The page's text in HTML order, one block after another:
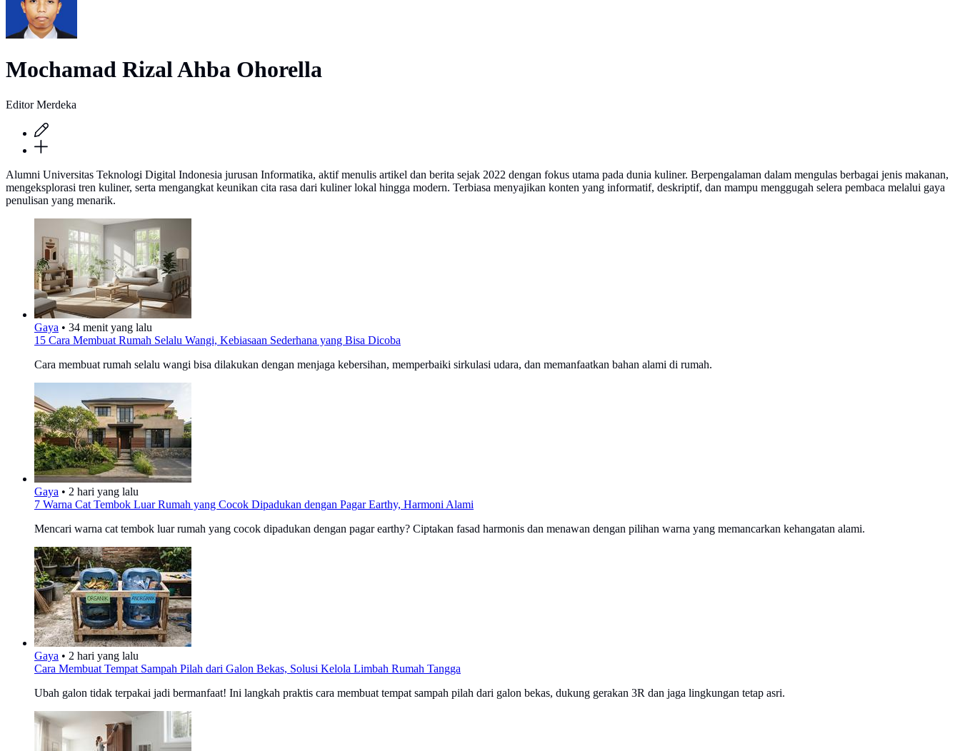
Mochamad Rizal Ahba Ohorella
Editor Merdeka
Alumni Universitas Teknologi Digital Indonesia jurusan Informatika, aktif menulis artikel dan berita sejak 2022 dengan fokus utama pada dunia kuliner. Berpengalaman dalam mengulas berbagai jenis makanan,
mengeksplorasi tren kuliner, serta mengangkat keunikan cita rasa dari kuliner lokal hingga modern. Terbiasa menyajikan konten yang informatif, deskriptif, dan mampu menggugah selera pembaca melalui gaya
penulisan yang menarik.
Gaya • 34 menit yang lalu
15 Cara Membuat Rumah Selalu Wangi, Kebiasaan Sederhana yang Bisa Dicoba
Cara membuat rumah selalu wangi bisa dilakukan dengan menjaga kebersihan, memperbaiki sirkulasi udara, dan memanfaatkan bahan alami di rumah.
Gaya • 2 hari yang lalu
7 Warna Cat Tembok Luar Rumah yang Cocok Dipadukan dengan Pagar Earthy, Harmoni Alami
Mencari warna cat tembok luar rumah yang cocok dipadukan dengan pagar earthy? Ciptakan fasad harmonis dan menawan dengan pilihan warna yang memancarkan kehangatan alami.
Gaya • 2 hari yang lalu
Cara Membuat Tempat Sampah Pilah dari Galon Bekas, Solusi Kelola Limbah Rumah Tangga
Ubah galon tidak terpakai jadi bermanfaat! Ini langkah praktis cara membuat tempat sampah pilah dari galon bekas, dukung gerakan 3R dan jaga lingkungan tetap asri.